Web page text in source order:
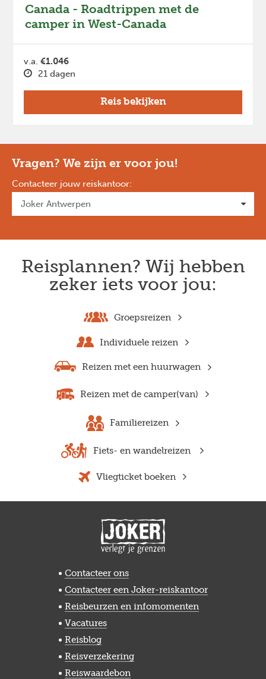
Canada - Roadtrippen met de
camper in West-Canada
v.a. €1.046
21 dagen
Reis bekijken
Vragen? We zijn er voor jou!
Contacteer jouw reiskantoor:
Reisplannen? Wij hebben
zeker iets voor jou:
Groepsreizen
Individuele reizen
Reizen met een huurwagen
Reizen met de camper(van)
Familiereizen
Fiets- en wandelreizen
Vliegticket boeken
Contacteer ons
Contacteer een Joker-reiskantoor
Reisbeurzen en infomomenten
Vacatures
Reisblog
Reisverzekering
Reiswaardebon